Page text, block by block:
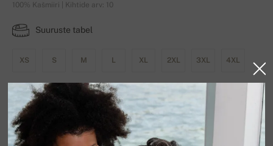
100% Kašmiiri | Kihtide arv: 10
Suuruste tabel
XS S M L XL 2XL 3XL 4XL
VÄRVIVALIK SAADAVAL